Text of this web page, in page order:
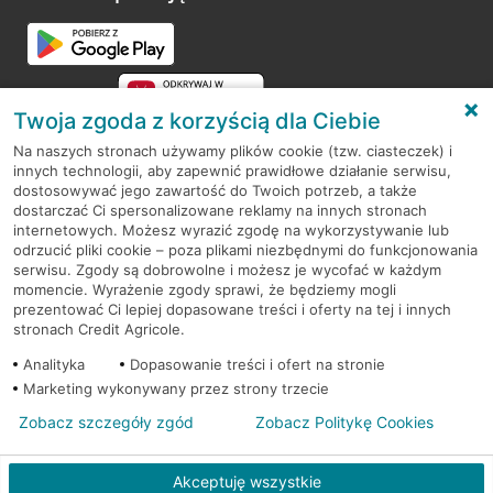
RODO
Regulamin serwisu
Mapa serwisu
PolitykaCookies
© 2026 Credit Agricole Bank Polska S.A. Wszelkie prawa zastrzeżone
Twoja zgoda z korzyścią dla Ciebie
Na naszych stronach używamy plików cookie (tzw. ciasteczek) i
innych technologii, aby zapewnić prawidłowe działanie serwisu,
dostosowywać jego zawartość do Twoich potrzeb, a także
dostarczać Ci spersonalizowane reklamy na innych stronach
internetowych. Możesz wyrazić zgodę na wykorzystywanie lub
odrzucić pliki cookie – poza plikami niezbędnymi do funkcjonowania
serwisu. Zgody są dobrowolne i możesz je wycofać w każdym
momencie. Wyrażenie zgody sprawi, że będziemy mogli
prezentować Ci lepiej dopasowane treści i oferty na tej i innych
stronach Credit Agricole.
Analityka
Dopasowanie treści i ofert na stronie
Marketing wykonywany przez strony trzecie
Akceptuję wszystkie
Zobacz szczegóły zgód Zobacz Politykę Cookies